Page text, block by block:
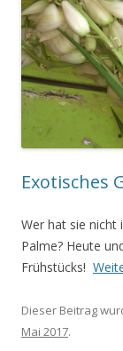
Exotisches
Wer hat sie nicht
Palme? Heute
Frühstücks!
Dieser Beitrag
Mai 2017.